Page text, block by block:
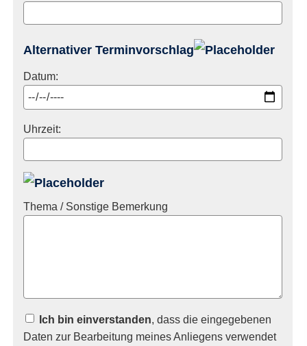
Alternativer Terminvorschlag
Datum:
Uhrzeit:
Thema / Sonstige Bemerkung
Ich bin einverstanden, dass die eingegebenen
Daten zur Bearbeitung meines Anliegens verwendet